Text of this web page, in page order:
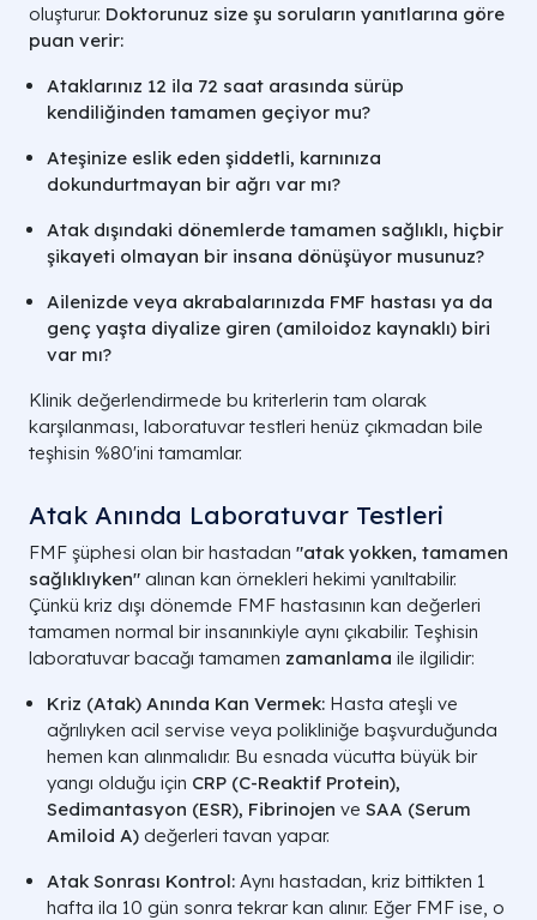
oluşturur. Doktorunuz size şu soruların yanıtlarına göre
puan verir:
Ataklarınız 12 ila 72 saat arasında sürüp
kendiliğinden tamamen geçiyor mu?
Ateşinize eslik eden şiddetli, karnınıza
dokundurtmayan bir ağrı var mı?
Atak dışındaki dönemlerde tamamen sağlıklı, hiçbir
şikayeti olmayan bir insana dönüşüyor musunuz?
Ailenizde veya akrabalarınızda FMF hastası ya da
genç yaşta diyalize giren (amiloidoz kaynaklı) biri
var mı?
Klinik değerlendirmede bu kriterlerin tam olarak
karşılanması, laboratuvar testleri henüz çıkmadan bile
teşhisin %80'ini tamamlar.
Atak Anında Laboratuvar Testleri
FMF şüphesi olan bir hastadan "atak yokken, tamamen
sağlıklıyken" alınan kan örnekleri hekimi yanıltabilir.
Çünkü kriz dışı dönemde FMF hastasının kan değerleri
tamamen normal bir insanınkiyle aynı çıkabilir. Teşhisin
laboratuvar bacağı tamamen zamanlama ile ilgilidir:
Kriz (Atak) Anında Kan Vermek: Hasta ateşli ve
ağrılıyken acil servise veya polikliniğe başvurduğunda
hemen kan alınmalıdır. Bu esnada vücutta büyük bir
yangı olduğu için CRP (C-Reaktif Protein),
Sedimantasyon (ESR), Fibrinojen ve SAA (Serum
Amiloid A) değerleri tavan yapar.
Atak Sonrası Kontrol: Aynı hastadan, kriz bittikten 1
hafta ila 10 gün sonra tekrar kan alınır. Eğer FMF ise, o